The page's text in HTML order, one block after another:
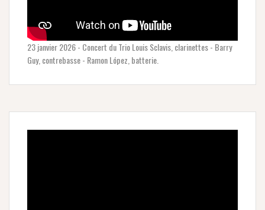
23 janvier 2026 - Concert du Trio Louis Sclavis, clarinettes - Barry
Guy, contrebasse - Ramon López, batterie.